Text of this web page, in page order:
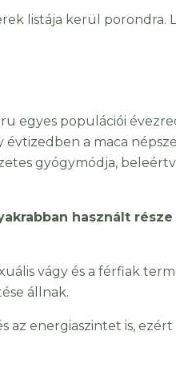
listája kerül porondra.
egyes populációi
a maca
gyógymódja,
használt
vágy és a férfiak
állnak.
az energiaszintet is,